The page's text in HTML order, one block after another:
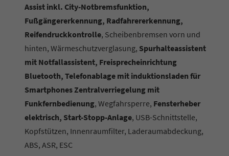
Assist inkl. City-Notbremsfunktion,
Fußgängererkennung, Radfahrererkennung,
Reifendruckkontrolle, Scheibenbremsen vorn und
hinten, Wärmeschutzverglasung, Spurhalteassistent
mit Notfallassistent, Freisprecheinrichtung
Bluetooth, Telefonablage mit induktionsladen für
Smartphones Zentralverriegelung mit
Funkfernbedienung, Wegfahrsperre, Fensterheber
elektrisch, Start-Stopp-Anlage, USB-Schnittstelle,
Kopfstützen, Innenraumfilter, Laderaumabdeckung,
ABS, ASR, ESC